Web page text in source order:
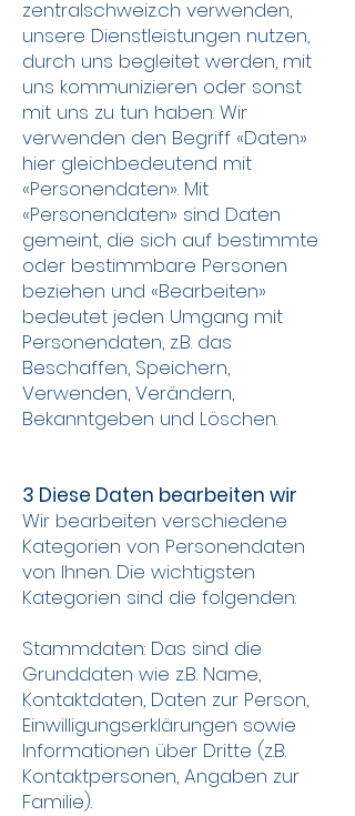
zentralschweiz.ch verwenden,
unsere Dienstleistungen nutzen,
durch uns begleitet werden, mit
uns kommunizieren oder sonst
mit uns zu tun haben. Wir
verwenden den Begriff «Daten»
hier gleichbedeutend mit
«Personendaten». Mit
«Personendaten» sind Daten
gemeint, die sich auf bestimmte
oder bestimmbare Personen
beziehen und «Bearbeiten»
bedeutet jeden Umgang mit
Personendaten, z.B. das
Beschaffen, Speichern,
Verwenden, Verändern,
Bekanntgeben und Löschen.
3 Diese Daten bearbeiten wir
Wir bearbeiten verschiedene
Kategorien von Personendaten
von Ihnen. Die wichtigsten
Kategorien sind die folgenden:
Stammdaten: Das sind die
Grunddaten wie z.B. Name,
Kontaktdaten, Daten zur Person,
Einwilligungserklärungen sowie
Informationen über Dritte (z.B.
Kontaktpersonen, Angaben zur
Familie).